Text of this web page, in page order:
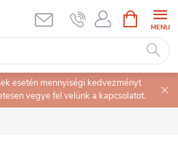
KOSÁR
esetén mennyiségi kedvezményt
vegye fel velünk a kapcsolatot.